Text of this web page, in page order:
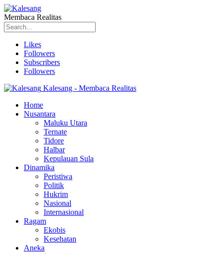
Membaca Realitas
Likes
Followers
Subscribers
Followers
Kalesang - Membaca Realitas
Home
Nusantara
Maluku Utara
Ternate
Tidore
Halbar
Kepulauan Sula
Dinamika
Peristiwa
Politik
Hukrim
Nasional
Internasional
Ragam
Ekobis
Kesehatan
Aneka